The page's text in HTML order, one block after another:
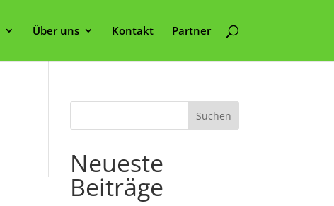
Über uns Kontakt Partner
Neueste
Beiträge